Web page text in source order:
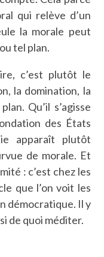
qui relève d’un
la morale peut
tel plan.
c’est plutôt le
la domination, la
Qu’il s’agisse
des États
apparaît plutôt
de morale. Et
: c’est chez les
que l’on voit les
démocratique. Il y
de quoi méditer.